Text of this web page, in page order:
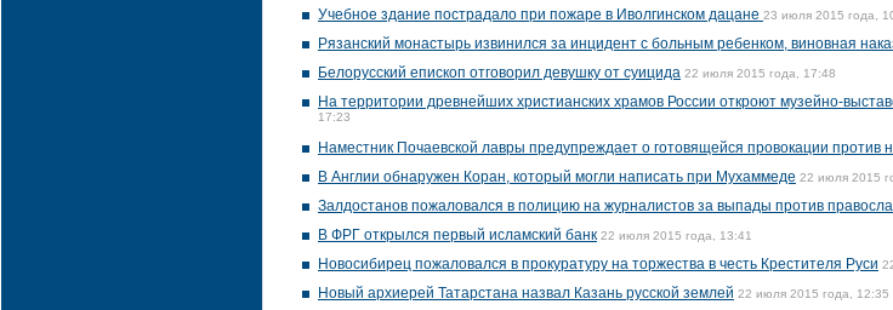
Учебное здание пострадало при пожаре в Иволгинском дацане 23 июля 2015 года,
Рязанский монастырь извинился за инцидент с больным ребенком, виновная
Белорусский епископ отговорил девушку от суицида 22 июля 2015 года, 17:48
На территории древнейших христианских храмов России откроют музейно-
17:23
Наместник Почаевской лавры предупреждает о готовящейся провокации против
В Англии обнаружен Коран, который могли написать при Мухаммеде 22 июля 2015
Залдостанов пожаловался в полицию на журналистов за выпады против
В ФРГ открылся первый исламский банк 22 июля 2015 года, 13:41
Новосибирец пожаловался в прокуратуру на торжества в честь Крестителя Руси
Новый архиерей Татарстана назвал Казань русской землей 22 июля 2015 года, 12:35